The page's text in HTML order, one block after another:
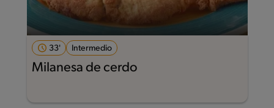
33' Intermedio
Milanesa de cerdo